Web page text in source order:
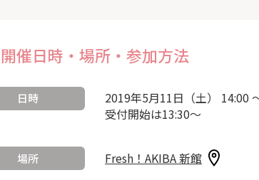
開催日時・場所・参加方法
日時
2019年5月11日（土） 14:00
受付開始は13:30～
場所 Fresh！AKIBA 新館